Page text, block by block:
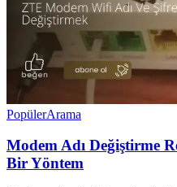
PopülerArama
Modem Adı Değiştirme
Bir Yöntem